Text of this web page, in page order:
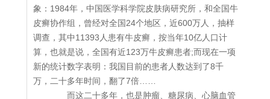
象：1984年，中国医学科学院皮肤病研究所，和全国牛
皮癣协作组，曾经对全国24个地区，近600万人，抽样
调查，其中11393人患有牛皮癣，按当年10亿人口计
算，也就是说，全国有近123万牛皮癣患者;而现在一项
新的统计数字表明：我国目前的患者人数达到了8千
万，二十多年时间，翻了7倍……
而这二十多年，也是肿瘤、糖尿病、心脑血管